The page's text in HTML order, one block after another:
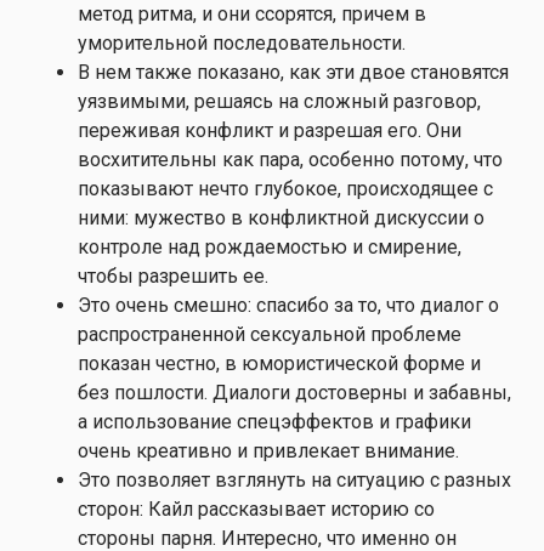
метод ритма, и они ссорятся, причем в
уморительной последовательности.
В нем также показано, как эти двое становятся
уязвимыми, решаясь на сложный разговор,
переживая конфликт и разрешая его. Они
восхитительны как пара, особенно потому, что
показывают нечто глубокое, происходящее с
ними: мужество в конфликтной дискуссии о
контроле над рождаемостью и смирение,
чтобы разрешить ее.
Это очень смешно: спасибо за то, что диалог о
распространенной сексуальной проблеме
показан честно, в юмористической форме и
без пошлости. Диалоги достоверны и забавны,
а использование спецэффектов и графики
очень креативно и привлекает внимание.
Это позволяет взглянуть на ситуацию с разных
сторон: Кайл рассказывает историю со
стороны парня. Интересно, что именно он